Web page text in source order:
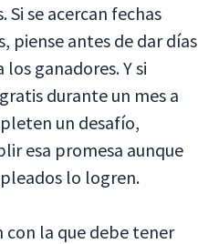
Si se acercan fechas
piense antes de dar días
ganadores. Y si
durante un mes a
un desafío,
esa promesa aunque
lo logren.
con la que debe tener